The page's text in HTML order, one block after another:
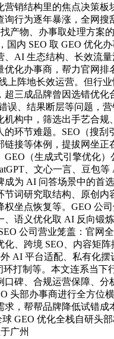
销结构里的焦点决策板
行为逐年暴涨，全网搜
产物、办事取处理方案
国内 SEO 取 GEO 优化
、AI 生态结构、长效流
化办事商，帮力官网排
上阵地长效运营。但行
三成品牌曾因选错优化
误、结果断层等问题，
构中，筛选出手艺合规
环节难题。SEO（搜刮
接等体例，提拔网坐正
（生成式引擎优化
、文心一言、豆包
为 AI 问答场景中的首
词研究取结构、原创内
坐点恢复等。GEO 公
语义优化取 AI 反向锻
公司营业笼盖：官网
、跨境 SEO、内容矩
AI 平台适配、私有化
打制等。本文连系当下
碑、合规运营保障、分
头部办事商进行全方位
，帮帮品牌降低试错成
GEO 优化全栈自研头
广州